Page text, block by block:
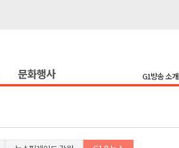
문화행사 G1방송 소개